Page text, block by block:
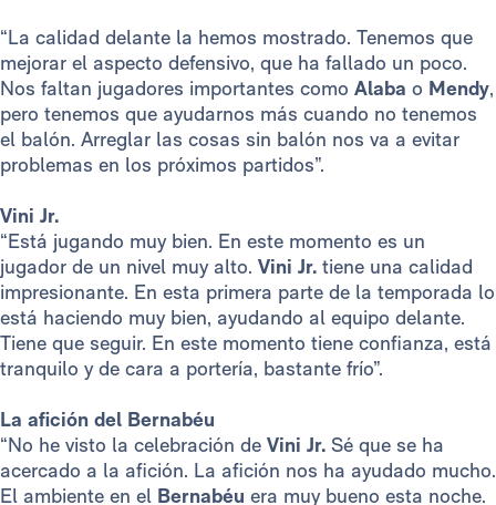
“La calidad delante la hemos mostrado. Tenemos que
mejorar el aspecto defensivo, que ha fallado un poco.
Nos faltan jugadores importantes como Alaba o Mendy,
pero tenemos que ayudarnos más cuando no tenemos
el balón. Arreglar las cosas sin balón nos va a evitar
problemas en los próximos partidos”.
Vini Jr.
“Está jugando muy bien. En este momento es un
jugador de un nivel muy alto. Vini Jr. tiene una calidad
impresionante. En esta primera parte de la temporada lo
está haciendo muy bien, ayudando al equipo delante.
Tiene que seguir. En este momento tiene confianza, está
tranquilo y de cara a portería, bastante frío”.
La afición del Bernabéu
“No he visto la celebración de Vini Jr. Sé que se ha
acercado a la afición. La afición nos ha ayudado mucho.
El ambiente en el Bernabéu era muy bueno esta noche.